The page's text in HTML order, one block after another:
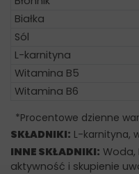
Białka
Sól
L-karnityna
Witamina B5
Witamina B6
*Procentowe dzienne
SKŁADNIKI: L-karnityna,
INNE SKŁADNIKI: Woda,
aktywność i skupienie